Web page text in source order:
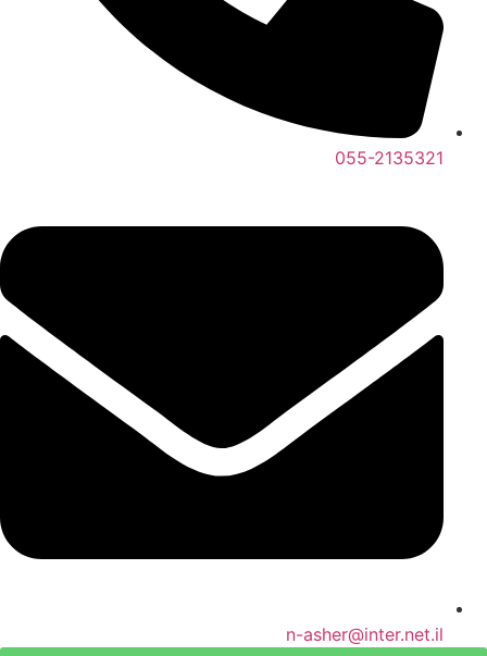
055-2135321
n-asher@inter.net.il